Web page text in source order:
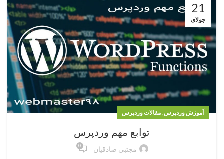
21
جولای
آموزش وردپرس, مقالات وردپرس
توابع مهم وردپرس
مجتبی صادقیان 0